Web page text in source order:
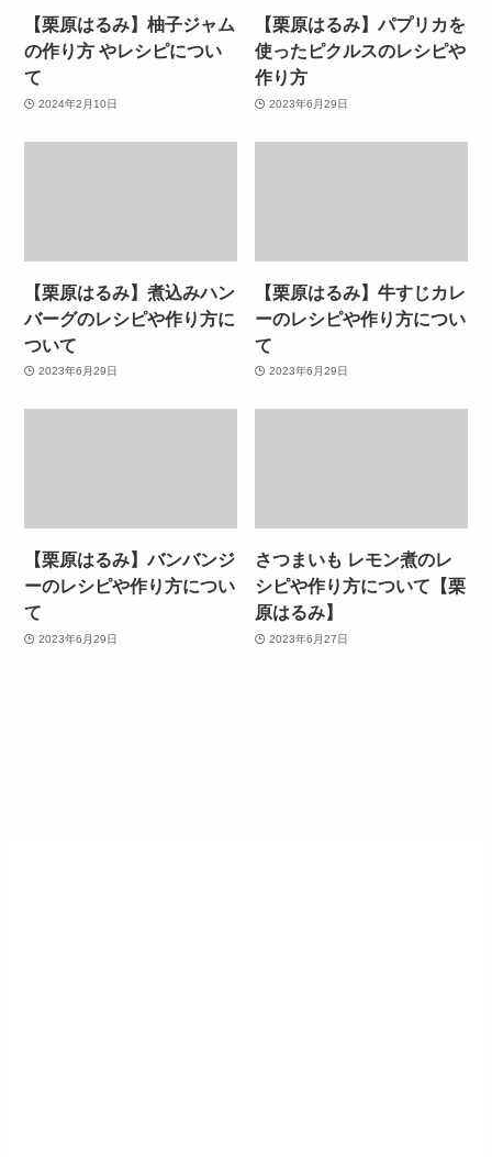
【栗原はるみ】柚子ジャム
の作り方 やレシピについ
て
2024年2月10日
【栗原はるみ】パプリカを
使ったピクルスのレシピや
作り方
2023年6月29日
【栗原はるみ】煮込みハン
バーグのレシピや作り方に
ついて
2023年6月29日
【栗原はるみ】牛すじカレ
ーのレシピや作り方につい
て
2023年6月29日
【栗原はるみ】バンバンジ
ーのレシピや作り方につい
て
2023年6月29日
さつまいも レモン煮のレ
シピや作り方について【栗
原はるみ】
2023年6月27日